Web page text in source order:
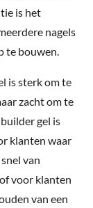
is het
nagels
te bouwen.
is sterk om te
zacht om te
gel is
klanten waar
van
voor klanten
van een